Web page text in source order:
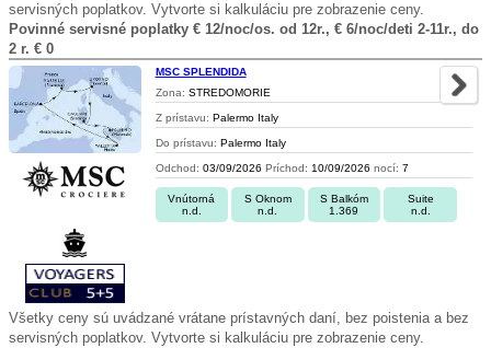
servisných poplatkov. Vytvorte si kalkuláciu pre zobrazenie ceny.
Povinné servisné poplatky € 12/noc/os. od 12r., € 6/noc/deti 2-11r., do
2 r. € 0
MSC SPLENDIDA
Zona: STREDOMORIE
Z prístavu: Palermo Italy
Do prístavu: Palermo Italy
Odchod: 03/09/2026 Príchod: 10/09/2026 nocí: 7
Vnútorná
n.d.
S Oknom
n.d.
S Balkóm
1.369
Suite
n.d.
Všetky ceny sú uvádzané vrátane prístavných daní, bez poistenia a bez
servisných poplatkov. Vytvorte si kalkuláciu pre zobrazenie ceny.